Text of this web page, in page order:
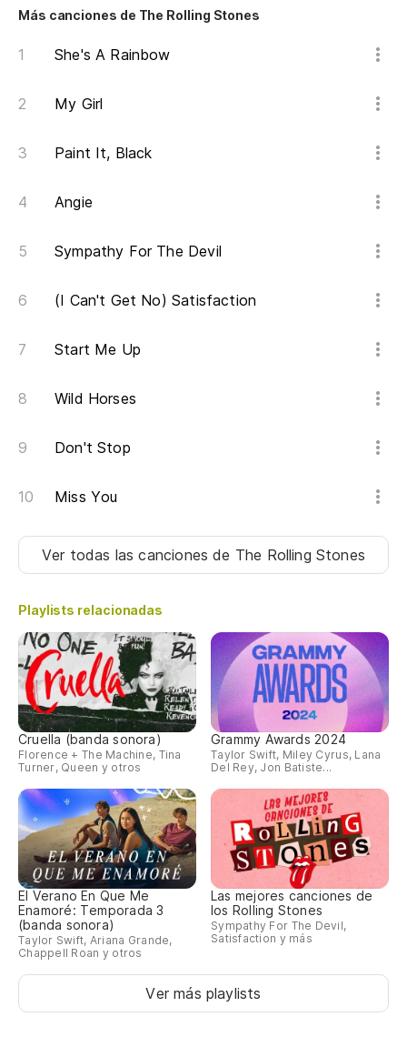
Más canciones de The Rolling Stones
She's A Rainbow
My Girl
Paint It, Black
Angie
Sympathy For The Devil
(I Can't Get No) Satisfaction
Start Me Up
Wild Horses
Don't Stop
Miss You
Ver todas las cancionesde The Rolling Stones
Playlists relacionadas
Cruella (banda sonora)
Florence + The Machine, Tina
Turner, Queen y otros
Grammy Awards 2024
Taylor Swift, Miley Cyrus, Lana
Del Rey, Jon Batiste...
El Verano En Que Me
Enamoré: Temporada 3
(banda sonora)
Taylor Swift, Ariana Grande,
Chappell Roan y otros
Las mejores canciones de
los Rolling Stones
Sympathy For The Devil,
Satisfaction y más
Ver más playlists